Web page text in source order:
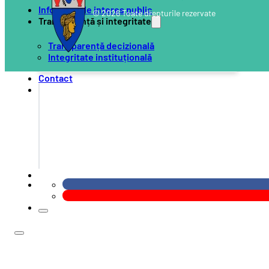
Informații de interes public
Transparență și integritate
Transparență decizională
Integritate instituțională
Contact
© 2026 Toate drepturile rezervate